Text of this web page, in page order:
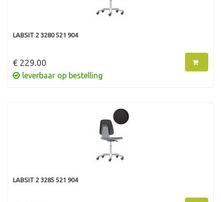
LABSIT 2 3280 521 904
€ 229.00
leverbaar op bestelling
LABSIT 2 3285 521 904